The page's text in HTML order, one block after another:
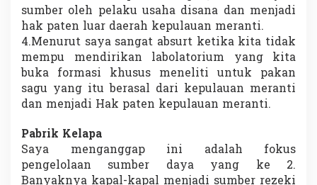
sumber oleh pelaku usaha disana dan menjadi
hak paten luar daerah kepulauan meranti.
4.Menurut saya sangat absurt ketika kita tidak
mempu mendirikan labolatorium yang kita
buka formasi khusus meneliti untuk pakan
sagu yang itu berasal dari kepulauan meranti
dan menjadi Hak paten kepulauan meranti.
Pabrik Kelapa
Saya menganggap ini adalah fokus
pengelolaan sumber daya yang ke 2.
Banyaknya kapal-kapal menjadi sumber rezeki